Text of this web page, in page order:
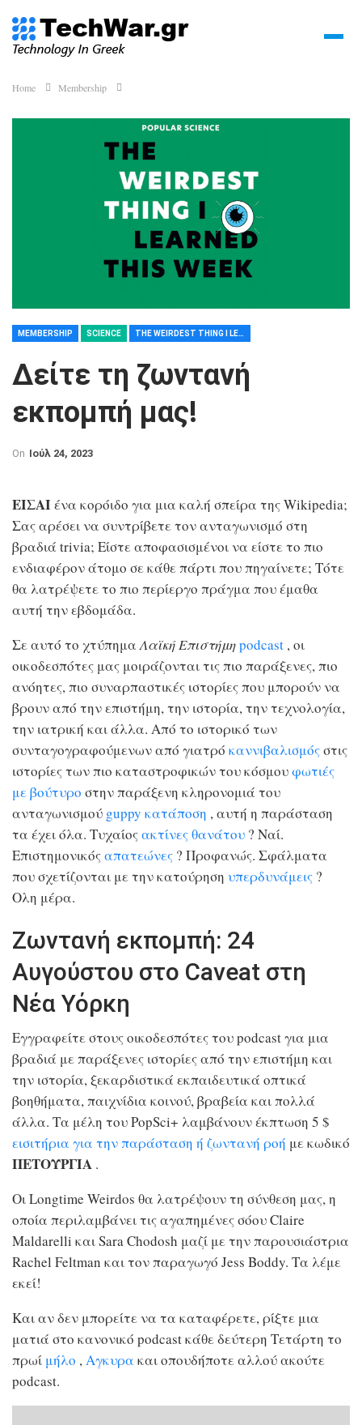
Home Membership
MEMBERSHIP SCIENCE THE WEIRDEST THING I LEARNED THIS WEEK
Δείτε τη ζωντανή
εκπομπή μας!
On Ιούλ 24, 2023
ΕΙΣΑΙένα κορόιδο για μια καλή σπείρα της Wikipedia;
Σας αρέσει να συντρίβετε τον ανταγωνισμό στη
βραδιά trivia; Είστε αποφασισμένοι να είστε το πιο
ενδιαφέρον άτομο σε κάθε πάρτι που πηγαίνετε; Τότε
θα λατρέψετε το πιο περίεργο πράγμα που έμαθα
αυτή την εβδομάδα.
Σε αυτό το χτύπημα Λαϊκή Επιστήμηpodcast , οι
οικοδεσπότες μας μοιράζονται τις πιο παράξενες, πιο
ανόητες, πιο συναρπαστικές ιστορίες που μπορούν να
βρουν από την επιστήμη, την ιστορία, την τεχνολογία,
την ιατρική και άλλα. Από το ιστορικό των
συνταγογραφούμενων από γιατρό καννιβαλισμόςστις
ιστορίες των πιο καταστροφικών του κόσμουφωτιές
με βούτυρο στην παράξενη κληρονομιά του
ανταγωνισμού guppy κατάποση , αυτή η παράσταση
τα έχει όλα. Τυχαίοςακτίνες θανάτου ? Ναί.
Επιστημονικόςαπατεώνες ? Προφανώς. Σφάλματα
που σχετίζονται με την κατούρηση υπερδυνάμεις ?
Ολη μέρα.
Ζωντανή εκπομπή: 24
Αυγούστου στο Caveat στη
Νέα Υόρκη
Εγγραφείτε στους οικοδεσπότες του podcast για μια
βραδιά με παράξενες ιστορίες από την επιστήμη και
την ιστορία, ξεκαρδιστικά εκπαιδευτικά οπτικά
βοηθήματα, παιχνίδια κοινού, βραβεία και πολλά
άλλα. Τα μέλη του PopSci+ λαμβάνουν έκπτωση 5 $
εισιτήρια για την παράσταση ή ζωντανή ροή με κωδικό
ΠΕΤΟΥΡΓΙΑ .
Οι Longtime Weirdos θα λατρέψουν τη σύνθεση μας, η
οποία περιλαμβάνει τις αγαπημένες σόου Claire
Maldarelli και Sara Chodosh μαζί με την παρουσιάστρια
Rachel Feltman και τον παραγωγό Jess Boddy. Τα λέμε
εκεί!
Και αν δεν μπορείτε να τα καταφέρετε, ρίξτε μια
ματιά στο κανονικό podcast κάθε δεύτερη Τετάρτη το
πρωί μήλο ,Αγκυρα και οπουδήποτε αλλού ακούτε
podcast.